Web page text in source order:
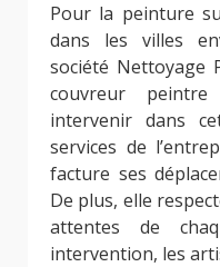
Pour la peinture
dans les villes
société Nettoyage
couvreur
intervenir dans
services de
facture ses
De plus, elle
attentes de
intervention, les